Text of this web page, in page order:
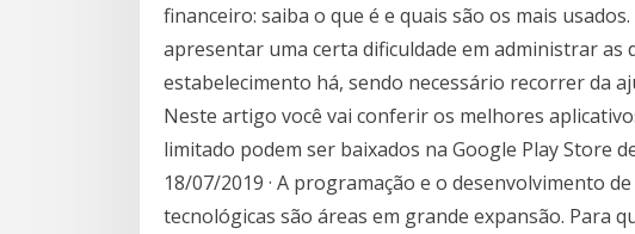
financeiro: saiba o que é e quais são os mais
apresentar uma certa dificuldade em administrar as
estabelecimento há, sendo necessário recorrer da
Neste artigo você vai conferir os melhores
limitado podem ser baixados na Google Play Store
18/07/2019 · A programação e o desenvolvimento
tecnológicas são áreas em grande expansão. Para